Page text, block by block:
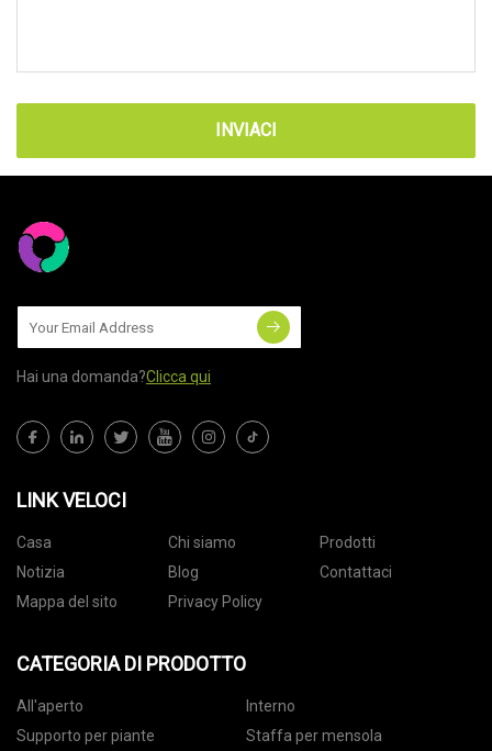
INVIACI
Hai una domanda?Clicca qui
LINK VELOCI
Casa Chi siamo
Prodotti
Notizia
Blog
Contattaci
Mappa del sito
Privacy Policy
CATEGORIA DI PRODOTTO
All'aperto
Interno
Supporto per piante
Staffa per mensola